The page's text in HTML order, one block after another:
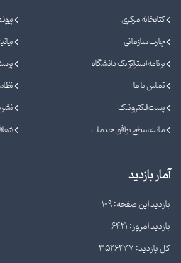
کتابخانه مرکزی
چارت سازمانی
برنامه استراتژیک دانشگاه
تماس با ما
پست الکترونیک
بیانیه سطح توافق خدمات
آمار بازدید
بازدید این صفحه: 109
بازدید امروز: 6421
کل بازدید: 3526277